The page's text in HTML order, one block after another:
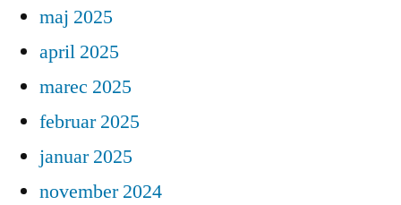
maj 2025
april 2025
marec 2025
februar 2025
januar 2025
november 2024